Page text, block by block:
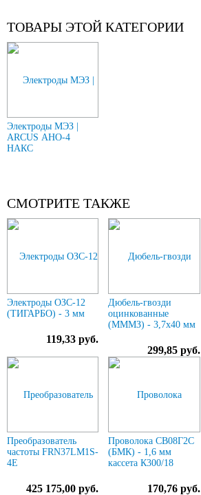
ТОВАРЫ ЭТОЙ КАТЕГОРИИ
Электроды МЭЗ |
ARCUS АНО-4
НАКС
СМОТРИТЕ ТАКЖЕ
Электроды ОЗС-12
(ТИГАРБО) - 3 мм
119,33 руб.
Дюбель-гвозди
оцинкованные
(МММЗ) - 3,7х40 мм
299,85 руб.
Преобразователь
частоты FRN37LM1S-
4E
425 175,00 руб.
Проволока СВ08Г2С
(БМК) - 1,6 мм
кассета К300/18
170,76 руб.